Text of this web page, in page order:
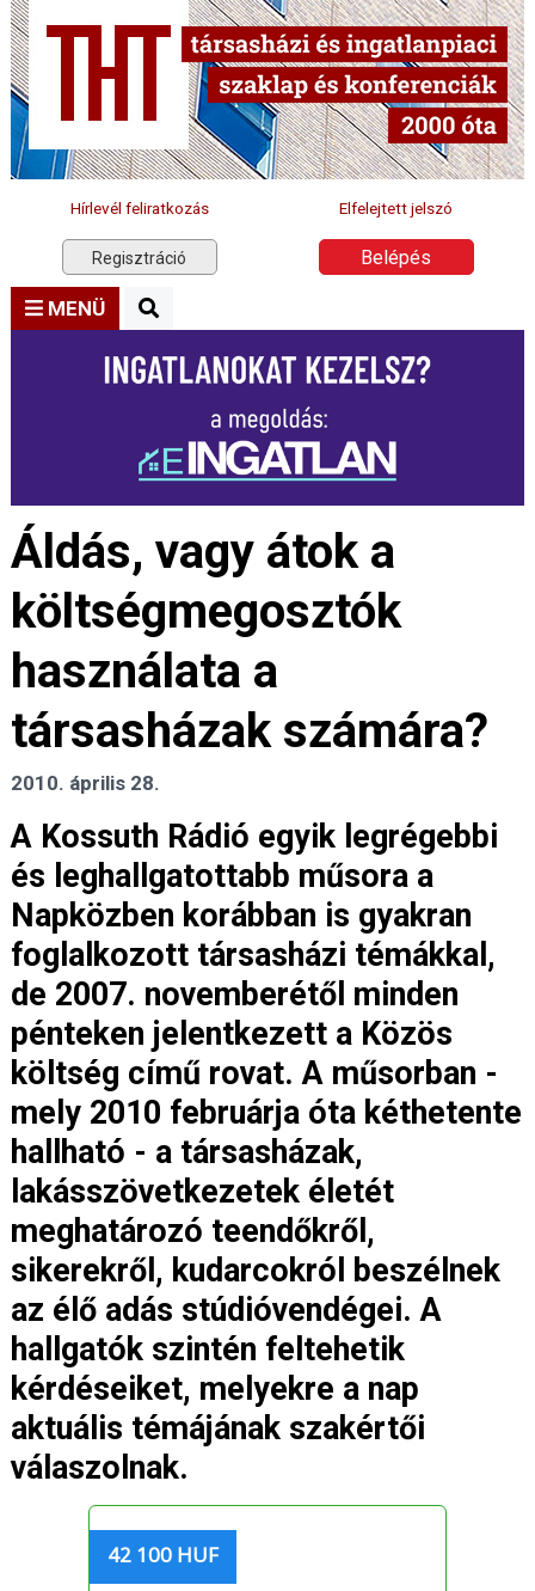
Hírlevél feliratkozás Elfelejtett jelszó
Regisztráció Belépés
MENÜ
Áldás, vagy átok a
költségmegosztók
használata a
társasházak számára?
2010. április 28.
A Kossuth Rádió egyik legrégebbi
és leghallgatottabb műsora a
Napközben korábban is gyakran
foglalkozott társasházi témákkal,
de 2007. novemberétől minden
pénteken jelentkezett a Közös
költség című rovat. A műsorban -
mely 2010 februárja óta kéthetente
hallható - a társasházak,
lakásszövetkezetek életét
meghatározó teendőkről,
sikerekről, kudarcokról beszélnek
az élő adás stúdióvendégei. A
hallgatók szintén feltehetik
kérdéseiket, melyekre a nap
aktuális témájának szakértői
válaszolnak.
42 100 HUF